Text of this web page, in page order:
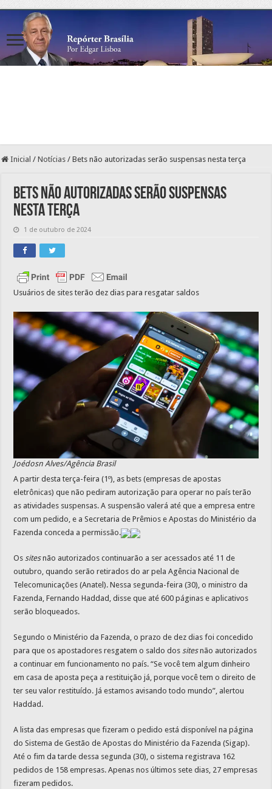
Inicial / Notícias / Bets não autorizadas serão suspensas nesta terça
Bets não autorizadas serão suspensas
nesta terça
1 de outubro de 2024
Usuários de sites terão dez dias para resgatar saldos
Joédosn Alves/Agência Brasil
A partir desta terça-feira (1º), as bets (empresas de apostas
eletrônicas) que não pediram autorização para operar no país terão
as atividades suspensas. A suspensão valerá até que a empresa entre
com um pedido, e a Secretaria de Prêmios e Apostas do Ministério da
Fazenda conceda a permissão.
Ossitesnão autorizados continuarão a ser acessados até 11 de
outubro, quando serão retirados do ar pela Agência Nacional de
Telecomunicações (Anatel). Nessa segunda-feira (30), o ministro da
Fazenda, Fernando Haddad, disse que até 600 páginas e aplicativos
serão bloqueados.
Segundo o Ministério da Fazenda, o prazo de dez dias foi concedido
para que os apostadores resgatem o saldo dos sitesnão autorizados
a continuar em funcionamento no país. “Se você tem algum dinheiro
em casa de aposta peça a restituição já, porque você tem o direito de
ter seu valor restituído. Já estamos avisando todo mundo”, alertou
Haddad.
A lista das empresas que fizeram o pedido está disponível na página
do Sistema de Gestão de Apostas do Ministério da Fazenda (Sigap).
Até o fim da tarde dessa segunda (30), o sistema registrava 162
pedidos de 158 empresas. Apenas nos últimos sete dias, 27 empresas
fizeram pedidos.